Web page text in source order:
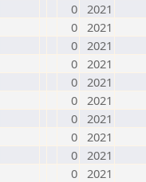
0 2021
0 2021
0 2021
0 2021
0 2021
0 2021
0 2021
0 2021
0 2021
0 2021